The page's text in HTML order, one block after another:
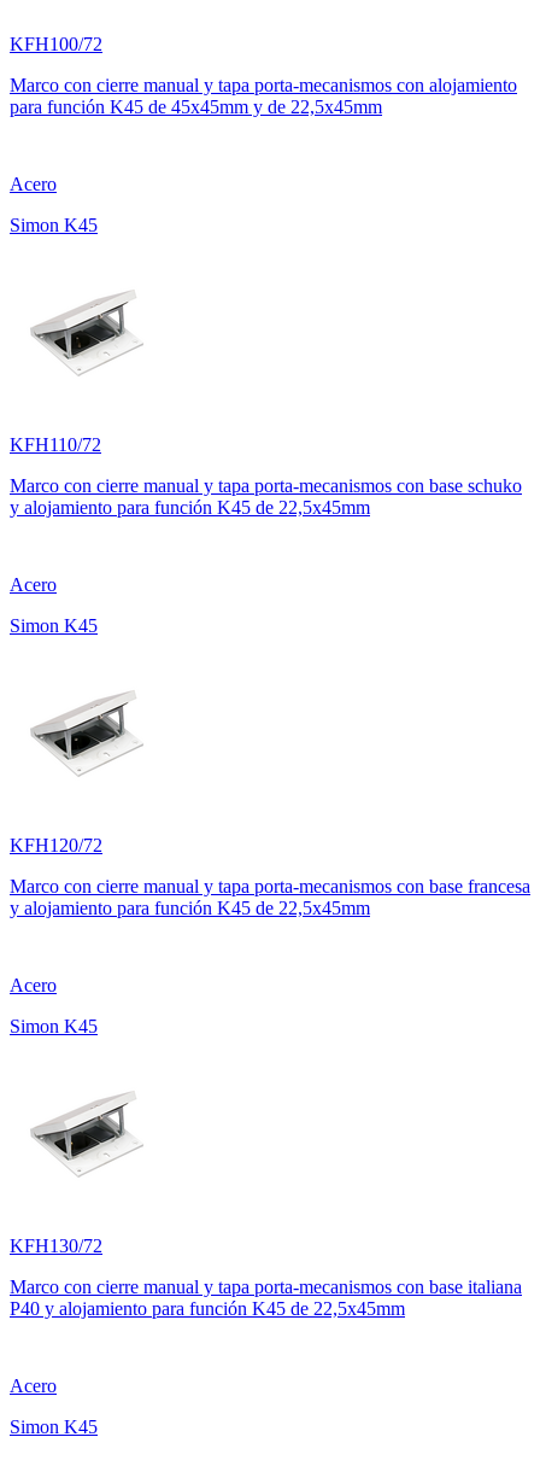
KFH100/72
Marco con cierre manual y tapa porta-mecanismos con alojamiento
para función K45 de 45x45mm y de 22,5x45mm
Acero
Simon K45
KFH110/72
Marco con cierre manual y tapa porta-mecanismos con base schuko
y alojamiento para función K45 de 22,5x45mm
Acero
Simon K45
KFH120/72
Marco con cierre manual y tapa porta-mecanismos con base francesa
y alojamiento para función K45 de 22,5x45mm
Acero
Simon K45
KFH130/72
Marco con cierre manual y tapa porta-mecanismos con base italiana
P40 y alojamiento para función K45 de 22,5x45mm
Acero
Simon K45